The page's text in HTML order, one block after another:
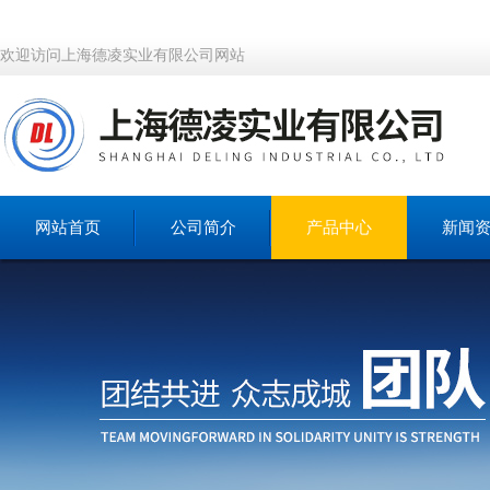
欢迎访问上海德凌实业有限公司网站
网站首页 公司简介 产品中心 新闻